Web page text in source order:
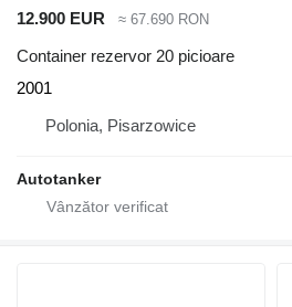
12.900 EUR
≈ 67.690 RON
Container rezervor 20 picioare
2001
Polonia, Pisarzowice
Autotanker